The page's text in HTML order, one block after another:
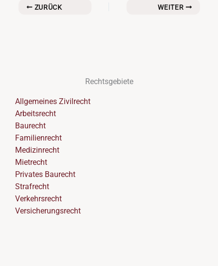
ZURÜCK WEITER
Rechtsgebiete
Allgemeines Zivilrecht
Arbeitsrecht
Baurecht
Familienrecht
Medizinrecht
Mietrecht
Privates Baurecht
Strafrecht
Verkehrsrecht
Versicherungsrecht